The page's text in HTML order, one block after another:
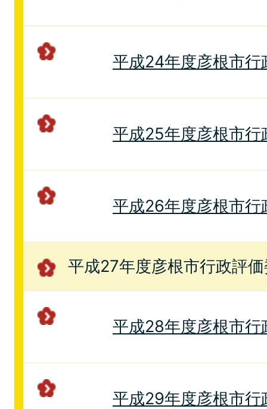
平成24年度彦根市行
平成25年度彦根市行
平成26年度彦根市行
平成27年度彦根市行政評
平成28年度彦根市行
平成29年度彦根市行